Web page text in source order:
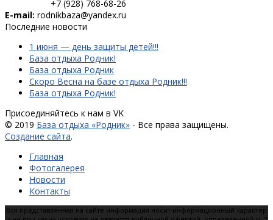
+7 (928) 768-68-26
E-mail: rodnikbaza@yandex.ru
Последние новости
1 июня — день защиты детей!!!
База отдыха Родник!
База отдыха Родник
Скоро Весна на базе отдыха Родник!!!
База отдыха Родник!
Присоединяйтесь к нам в VK
© 2019 База отдыха «Родник» - Все права защищены.
Создание сайта.
Главная
Фотогалерея
Новости
Контакты
Вся представленная на сайте информация носит информационный характер